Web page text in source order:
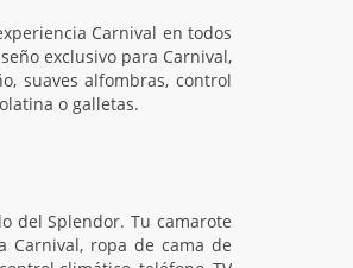
Carnival en todos
exclusivo para Carnival,
suaves alfombras, control
o galletas.
del Splendor. Tu camarote
Carnival, ropa de cama de